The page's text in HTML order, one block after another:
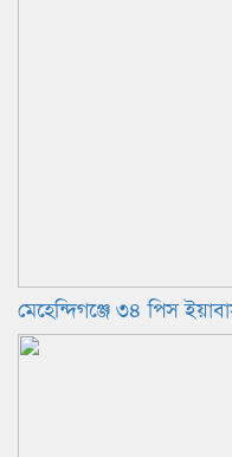
মেহেন্দিগঞ্জে ৩৪ পিস